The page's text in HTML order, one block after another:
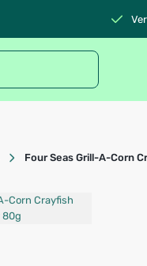
Four Seas Grill-A-Corn